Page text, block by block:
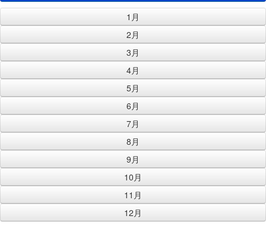
1月
2月
3月
4月
5月
6月
7月
8月
9月
10月
11月
12月